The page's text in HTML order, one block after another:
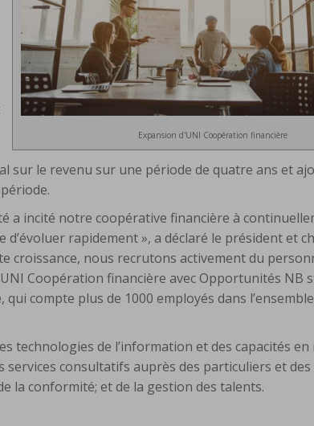
Expansion d'UNI Coopération financière
sur le revenu sur une période de quatre ans et
a incité notre coopérative financière à
rapidement », a déclaré le président et
nous recrutons activement du
Coopération financière avec Opportunités NB
compte plus de 1000 employés dans
technologies de l’information et des capacités en
services consultatifs auprès des particuliers et
la conformité; et de la gestion des talents.